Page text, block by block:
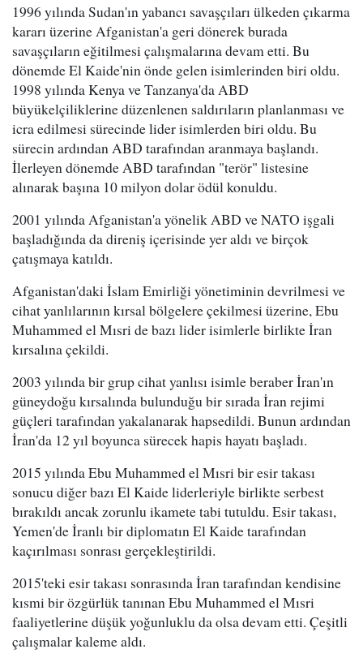
1996 yılında Sudan'ın yabancı savaşçıları ülkeden çıkarma
kararı üzerine Afganistan'a geri dönerek burada
savaşçıların eğitilmesi çalışmalarına devam etti. Bu
dönemde El Kaide'nin önde gelen isimlerinden biri oldu.
1998 yılında Kenya ve Tanzanya'da ABD
büyükelçiliklerine düzenlenen saldırıların planlanması ve
icra edilmesi sürecinde lider isimlerden biri oldu. Bu
sürecin ardından ABD tarafından aranmaya başlandı.
İlerleyen dönemde ABD tarafından "terör" listesine
alınarak başına 10 milyon dolar ödül konuldu.
2001 yılında Afganistan'a yönelik ABD ve NATO işgali
başladığında da direniş içerisinde yer aldı ve birçok
çatışmaya katıldı.
Afganistan'daki İslam Emirliği yönetiminin devrilmesi ve
cihat yanlılarının kırsal bölgelere çekilmesi üzerine, Ebu
Muhammed el Mısri de bazı lider isimlerle birlikte İran
kırsalına çekildi.
2003 yılında bir grup cihat yanlısı isimle beraber İran'ın
güneydoğu kırsalında bulunduğu bir sırada İran rejimi
güçleri tarafından yakalanarak hapsedildi. Bunun ardından
İran'da 12 yıl boyunca sürecek hapis hayatı başladı.
2015 yılında Ebu Muhammed el Mısri bir esir takası
sonucu diğer bazı El Kaide liderleriyle birlikte serbest
bırakıldı ancak zorunlu ikamete tabi tutuldu. Esir takası,
Yemen'de İranlı bir diplomatın El Kaide tarafından
kaçırılması sonrası gerçekleştirildi.
2015'teki esir takası sonrasında İran tarafından kendisine
kısmi bir özgürlük tanınan Ebu Muhammed el Mısri
faaliyetlerine düşük yoğunluklu da olsa devam etti. Çeşitli
çalışmalar kaleme aldı.